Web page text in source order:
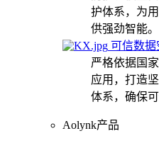
护体系，为
供强劲智能。
可信数据
严格依据国
应用，打造
体系，确保
Aolynk产品